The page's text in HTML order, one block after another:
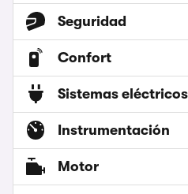
Seguridad
Confort
Sistemas
Instrumentación
Motor